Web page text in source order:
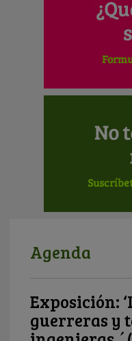
Agenda
Exposición:
guerreras y